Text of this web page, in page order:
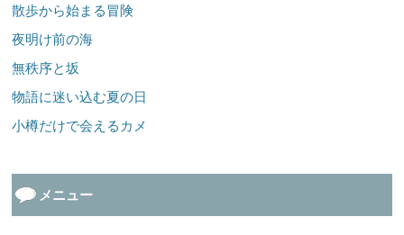
散歩から始まる冒険
夜明け前の海
無秩序と坂
物語に迷い込む夏の日
小樽だけで会えるカメ
メニュー